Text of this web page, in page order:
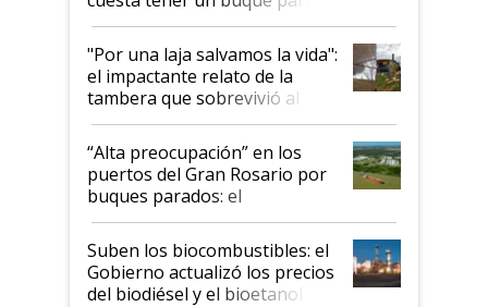
y el peligro de que Argentina
pase a ser "país sucio"
"Por una laja salvamos la vida":
el impactante relato de la
tambera que sobrevivió al
tornado
“Alta preocupación” en los
puertos del Gran Rosario por
buques parados: el
funcionamiento de las
exportadoras en tensión tras
la medida de fuerza de los
prácticos
Suben los biocombustibles: el
Gobierno actualizó los precios
del biodiésel y el bioetanol